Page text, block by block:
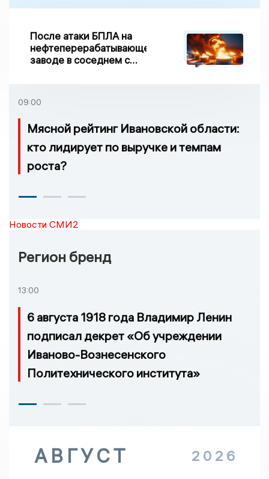
После атаки БПЛА на
нефтеперерабатывающем
заводе в соседнем с
09:00
Мясной рейтинг Ивановской области:
кто лидирует по выручке и темпам
роста?
Новости СМИ2
Регион бренд
13:00
6 августа 1918 года Владимир Ленин
подписал декрет «Об учреждении
Иваново-Вознесенского
Политехнического института»
АВГУСТ 2026